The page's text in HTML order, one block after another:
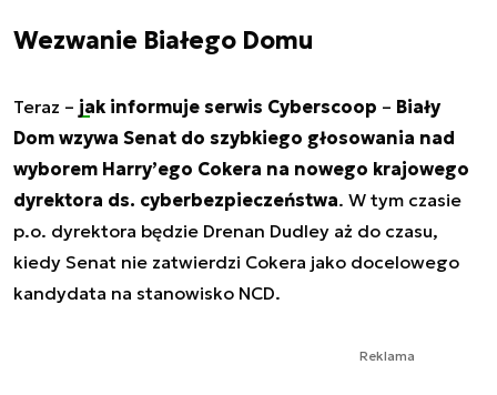
Wezwanie Białego Domu
Teraz – jak informuje serwis Cyberscoop – Biały
Dom wzywa Senat do szybkiego głosowania nad
wyborem Harry’ego Cokera na nowego krajowego
dyrektora ds. cyberbezpieczeństwa. W tym czasie
p.o. dyrektora będzie Drenan Dudley aż do czasu,
kiedy Senat nie zatwierdzi Cokera jako docelowego
kandydata na stanowisko NCD.
Reklama